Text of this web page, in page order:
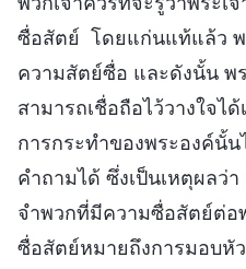
ซื่อสัตย์ โดยแก่นแท้แล้ว พ
ความสัตย์ซื่อ และดังนั้น พ
สามารถเชื่อถือไว้วางใจไ
การกระทำของพระองค์นั้
คำถามได้ ซึ่งเป็นเหตุผลว่
จำพวกที่มีความซื่อสัตย์ต่
ซื่อสัตย์หมายถึงการมอบหัว